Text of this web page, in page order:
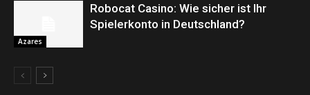
Azares
Robocat Casino: Wie sicher ist Ihr
Spielerkonto in Deutschland?